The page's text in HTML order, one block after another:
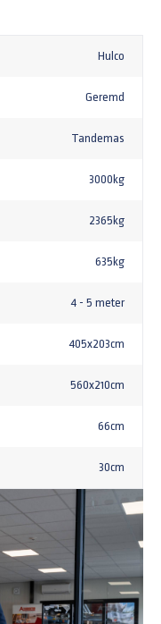
Hulco
Geremd
Tandemas
3000kg
2365kg
635kg
4 - 5 meter
405x203cm
560x210cm
66cm
30cm